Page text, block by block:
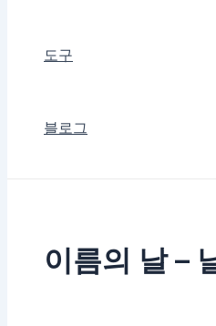
도구
블로그
이름의 날 –